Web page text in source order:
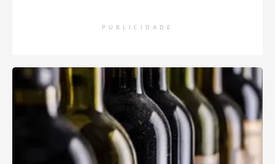
PUBLICIDADE